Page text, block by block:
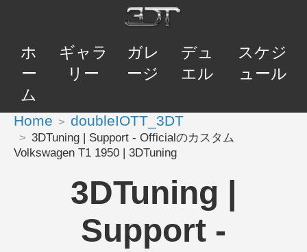
ホ
ー
ム
ギャラ
リー
ガレ
ージ
デュ
エル
スケジ
ュール
Home doubleIOTT_3DT
3DTuning | Support - Officialのカスタム
Volkswagen T1 1950 | 3DTuning
3DTuning |
Support -